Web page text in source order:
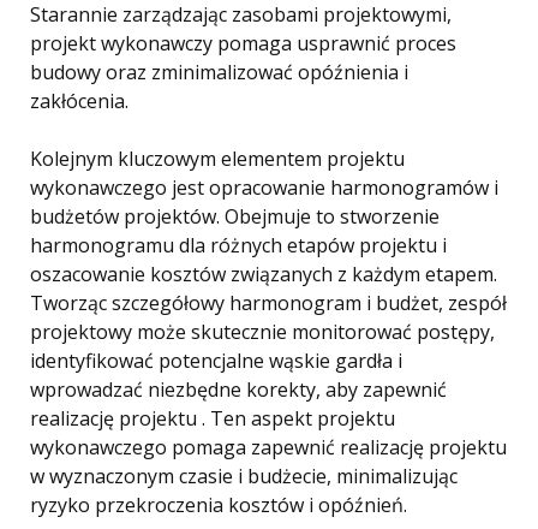
Starannie zarządzając zasobami projektowymi,
projekt wykonawczy pomaga usprawnić proces
budowy oraz zminimalizować opóźnienia i
zakłócenia.
Kolejnym kluczowym elementem projektu
wykonawczego jest opracowanie harmonogramów i
budżetów projektów. Obejmuje to stworzenie
harmonogramu dla różnych etapów projektu i
oszacowanie kosztów związanych z każdym etapem.
Tworząc szczegółowy harmonogram i budżet, zespół
projektowy może skutecznie monitorować postępy,
identyfikować potencjalne wąskie gardła i
wprowadzać niezbędne korekty, aby zapewnić
realizację projektu . Ten aspekt projektu
wykonawczego pomaga zapewnić realizację projektu
w wyznaczonym czasie i budżecie, minimalizując
ryzyko przekroczenia kosztów i opóźnień.